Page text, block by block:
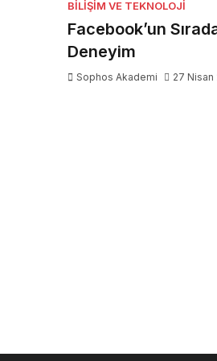
BILIŞIM VE TEKNOLOJI
Facebook’un
Deneyim
Sophos Akademi 27 Nisan